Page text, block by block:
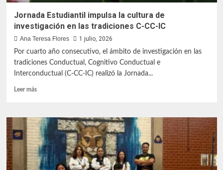
Jornada Estudiantil impulsa la cultura de
investigación en las tradiciones C-CC-IC
Ana Teresa Flores
1 julio, 2026
Por cuarto año consecutivo, el ámbito de investigación en las
tradiciones Conductual, Cognitivo Conductual e
Interconductual (C-CC-IC) realizó la Jornada...
Leer másLeer
Jornada
Estudiantil
impulsa
la
cultura
de